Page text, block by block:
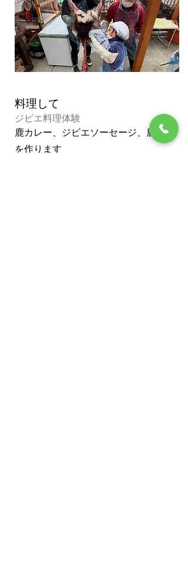
料理して
ジビエ料理体験
鹿カレー、ジビエソーセージ、鹿かつ
を作ります